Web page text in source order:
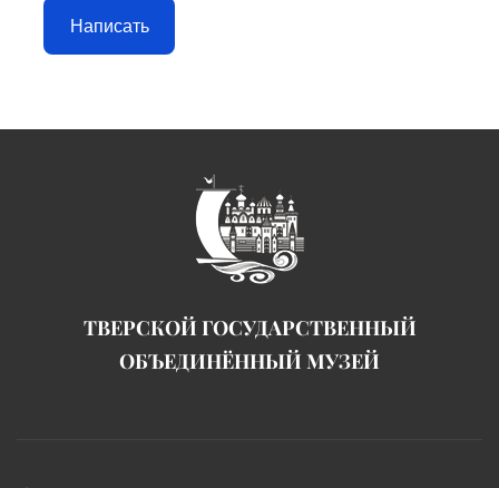
Написать
ТВЕРСКОЙ ГОСУДАРСТВЕННЫЙ
ОБЪЕДИНЁННЫЙ МУЗЕЙ